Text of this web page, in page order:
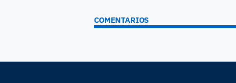
COMENTARIOS